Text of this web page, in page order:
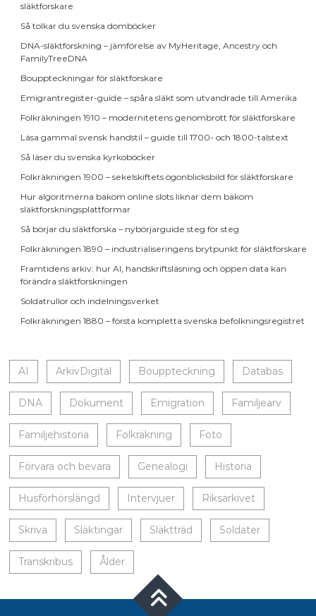
släktforskare
Så tolkar du svenska domböcker
DNA-släktforskning – jämförelse av MyHeritage, Ancestry och
FamilyTreeDNA
Bouppteckningar för släktforskare
Emigrantregister-guide – spåra släkt som utvandrade till Amerika
Folkräkningen 1910 – modernitetens genombrott för släktforskare
Läsa gammal svensk handstil – guide till 1700- och 1800-talstext
Så läser du svenska kyrkoböcker
Folkräkningen 1900 – sekelskiftets ögonblicksbild för släktforskare
Hur algoritmerna bakom online slots liknar dem bakom
släktforskningsplattformar
Så börjar du släktforska – nybörjarguide steg för steg
Folkräkningen 1890 – industrialiseringens brytpunkt för släktforskare
Framtidens arkiv: hur AI, handskriftsläsning och öppen data kan
förändra släktforskningen
Soldatrullor och indelningsverket
Folkräkningen 1880 – första kompletta svenska befolkningsregistret
AI ArkivDigital Bouppteckning Databas
DNA Dokument Emigration Familjearv
Familjehistoria Folkräkning Foto
Förvara och bevara Genealogi Historia
Husförhörslängd Intervjuer Riksarkivet
Skriva Släktingar Släktträd Soldater
Transkribus Ålder